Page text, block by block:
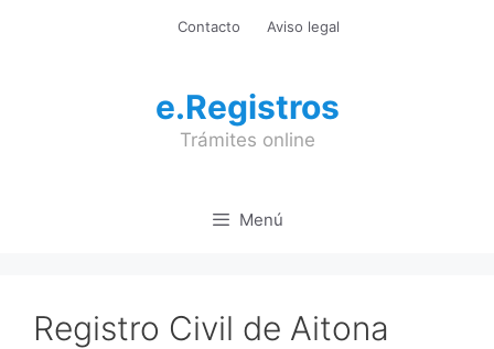
Contacto Aviso legal
e.Registros
Trámites online
Menú
Registro Civil de Aitona